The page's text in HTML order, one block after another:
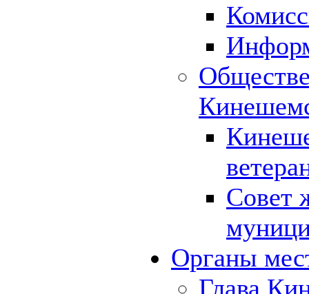
Совет
Органы
Глава